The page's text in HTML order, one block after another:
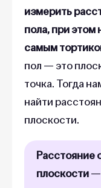
измерить
пола, при этом
самым
пол — это
точка. Тогда
найти
плоскости.
Расстояние
плоскости—